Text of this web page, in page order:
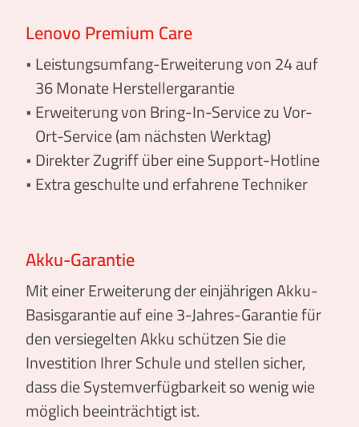
Lenovo Premium Care
Leistungsumfang-Erweiterung von 24 auf
36 Monate Herstellergarantie
Erweiterung von Bring-In-Service zu Vor-
Ort-Service (am nächsten Werktag)
Direkter Zugriff über eine Support-Hotline
Extra geschulte und erfahrene Techniker
Akku-Garantie
Mit einer Erweiterung der einjährigen Akku-
Basisgarantie auf eine 3-Jahres-Garantie für
den versiegelten Akku schützen Sie die
Investition Ihrer Schule und stellen sicher,
dass die Systemverfügbarkeit so wenig wie
möglich beeinträchtigt ist.